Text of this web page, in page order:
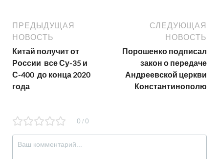
ПРЕДЫДУЩАЯ
НОВОСТЬ
Китай получит от
России все Су-35 и
С-400 до конца 2020
года
СЛЕДУЮЩАЯ
НОВОСТЬ
Порошенко подписал
закон о передаче
Андреевской церкви
Константинополю
0 / 0